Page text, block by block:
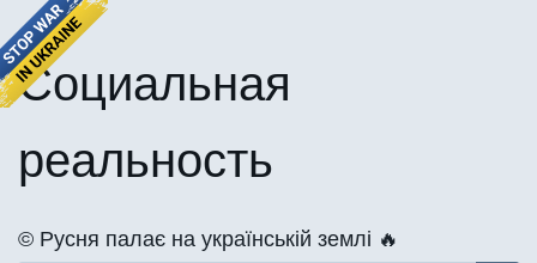
Социальная
реальность
©️ Русня палає на українській землі 🔥